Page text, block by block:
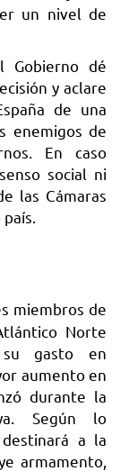
un nivel de
Gobierno dé
y aclare
de una
enemigos de
En caso
social ni
las Cámaras
miembros de
Norte
su gasto en
aumento en
durante la
Según lo
a la
armamento,